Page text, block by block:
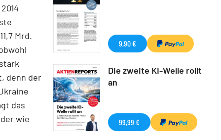
Mrd.
denn der
das
wie
9,90 €
Die zweite KI-Welle rollt
an
99,99 €